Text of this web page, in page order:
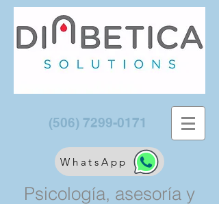
(506) 7299-0171
WhatsApp
Psicología, asesoría y